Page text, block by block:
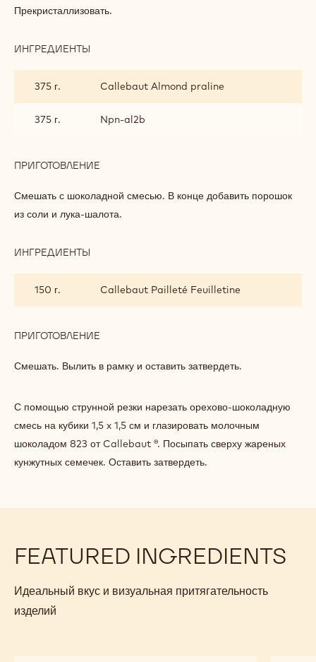
С
Прекристаллизовать.
ИНГРЕДИЕНТЫ
МЕЛКОЙ
МОРСКОЙ
СОЛЬЮ
375 г. Callebaut Almond praline
375 г. Npn-al2b
ПРИГОТОВЛЕНИЕ
С
МЕЛКОЙ
МОРСКОЙ
Смешать с шоколадной смесью. В конце добавить порошок
из соли и лука-шалота.
ИНГРЕДИЕНТЫ
МЕЛКОЙ
МОРСКОЙ
150 г. Callebaut Pailleté Feuilletine
ПРИГОТОВЛЕНИЕ
С
МЕЛКОЙ
СОЛЬЮ
Смешать. Вылить в рамку и оставить затвердеть.
С помощью струнной резки нарезать орехово-шоколадную
смесь на кубики 1,5 x 1,5 см и глазировать молочным
шоколадом 823 от Callebaut ®. Посыпать сверху жареных
кунжутных семечек. Оставить затвердеть.
FEATURED INGREDIENTS
Идеальный вкус и визуальная притягательность
изделий